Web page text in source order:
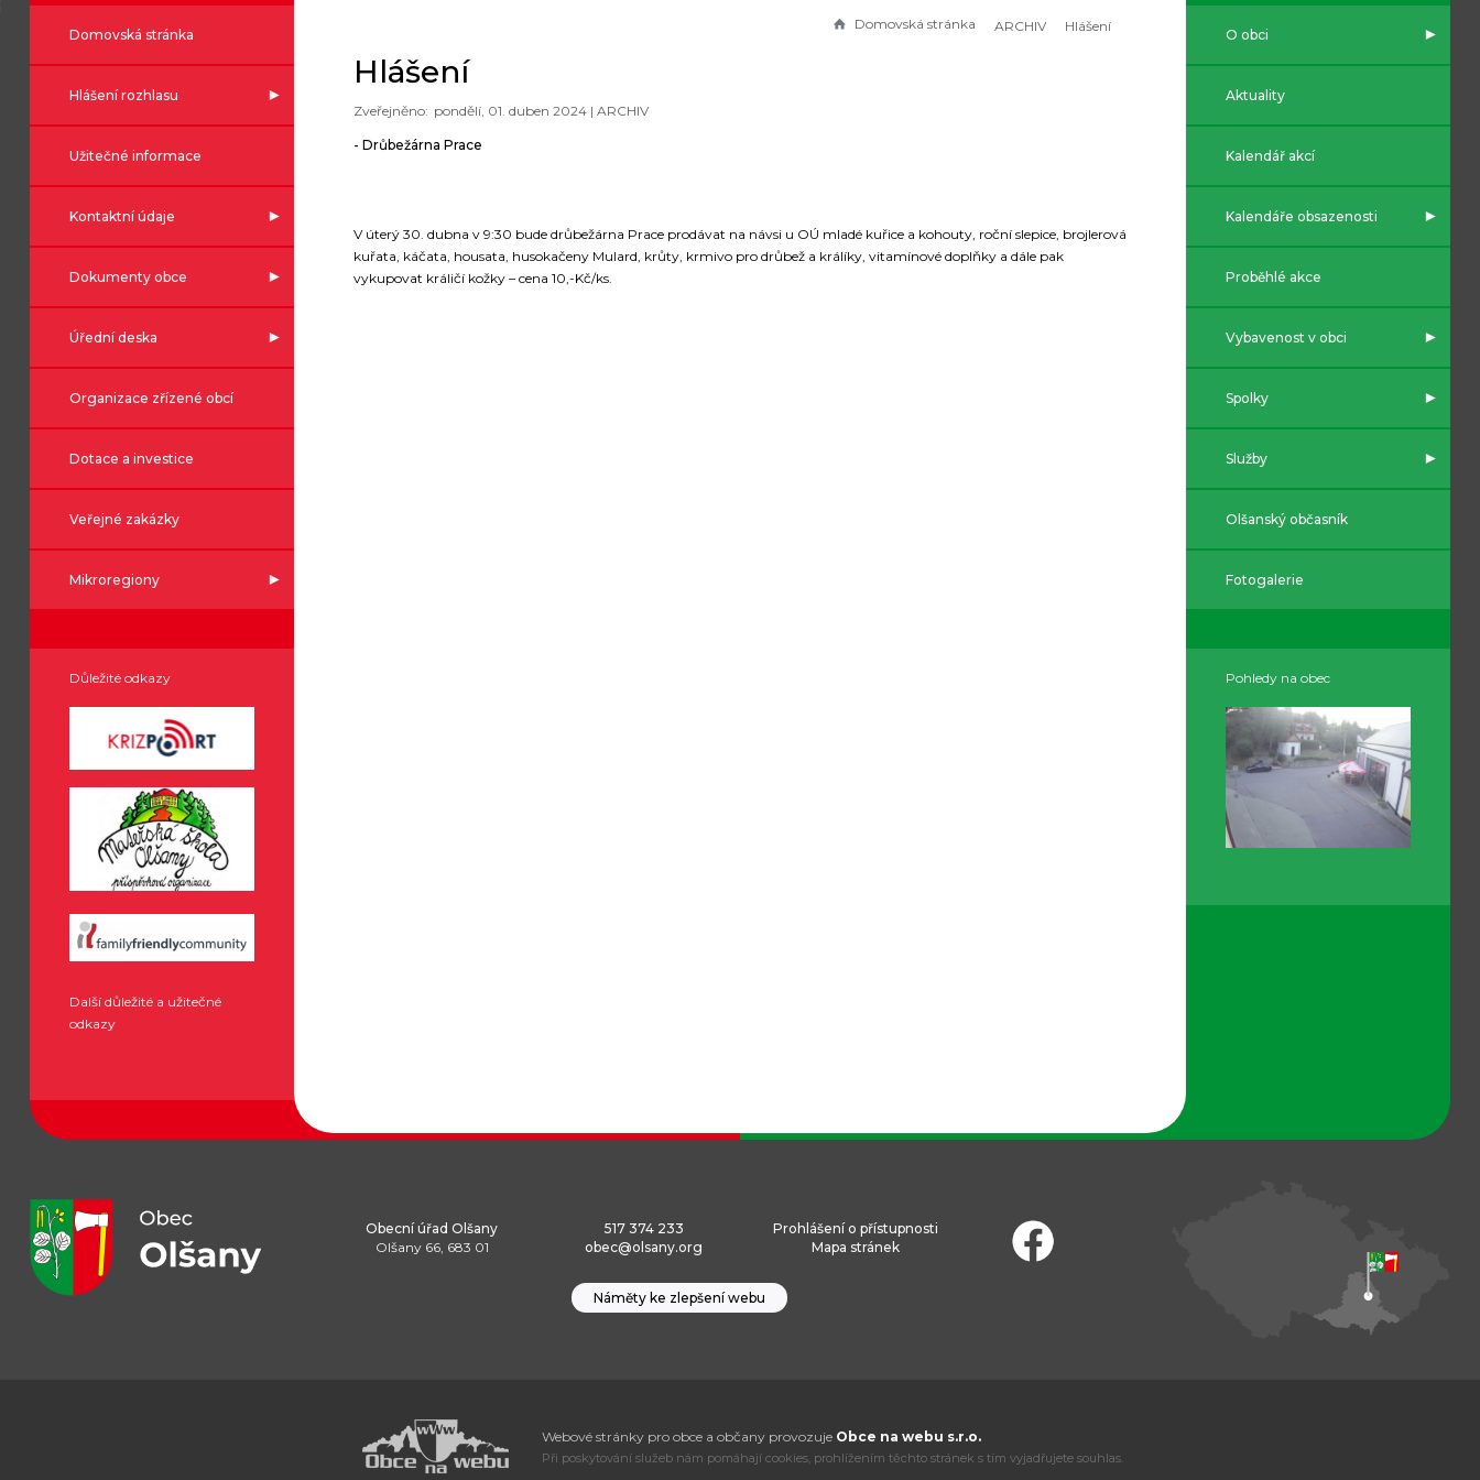
Domovská stránka
Hlášení rozhlasu
Užitečné informace
Kontaktní údaje
Dokumenty obce
Úřední deska
Organizace zřízené obcí
Dotace a investice
Veřejné zakázky
Mikroregiony
Důležité odkazy
Další důležité a užitečné
odkazy
Domovská stránka ARCHIV Hlášení
Hlášení
pondělí, 01. duben 2024 | ARCHIV
- Drůbežárna Prace
V úterý 30. dubna v 9:30 bude drůbežárna Prace prodávat na návsi u OÚ mladé kuřice a kohouty, roční slepice, brojlerová
kuřata, káčata, housata, husokačeny Mulard, krůty, krmivo pro drůbež a králíky, vitamínové doplňky a dále pak
vykupovat králičí kožky – cena 10,-Kč/ks.
O obci
Aktuality
Kalendář akcí
Kalendáře obsazenosti
Proběhlé akce
Vybavenost v obci
Spolky
Služby
Olšanský občasník
Fotogalerie
Pohledy na obec
Obecní úřad Olšany
Olšany 66, 683 01
517 374 233
obec@olsany.org
Prohlášení o přístupnosti
Mapa stránek
Náměty ke zlepšení webu
Webové stránky pro obce a občany provozuje Obce na webu s.r.o.
Při poskytování služeb nám pomáhají cookies, prohlížením těchto stránek s tím vyjadřujete souhlas.